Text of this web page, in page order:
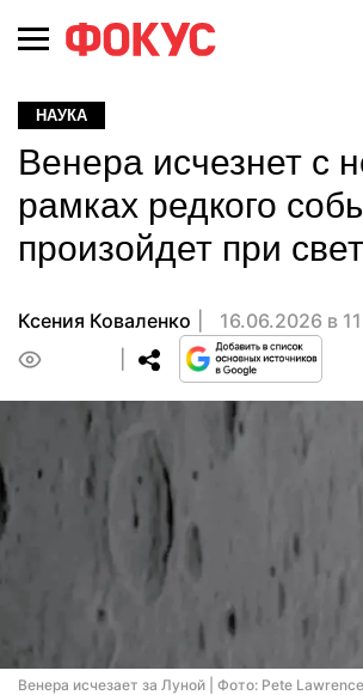
НАУКА
Венера исчезнет с
рамках редкого
произойдет при
Ксения Коваленко
16.06.2026 в
Венера исчезает за Луной | Фото: Pete Lawrence